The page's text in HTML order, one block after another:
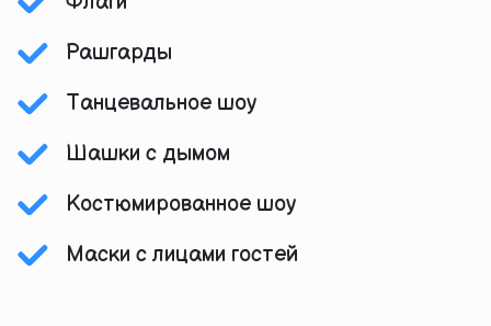
Рашгарды
Танцевальное шоу
Шашки с дымом
Костюмированное шоу
Маски с лицами гостей